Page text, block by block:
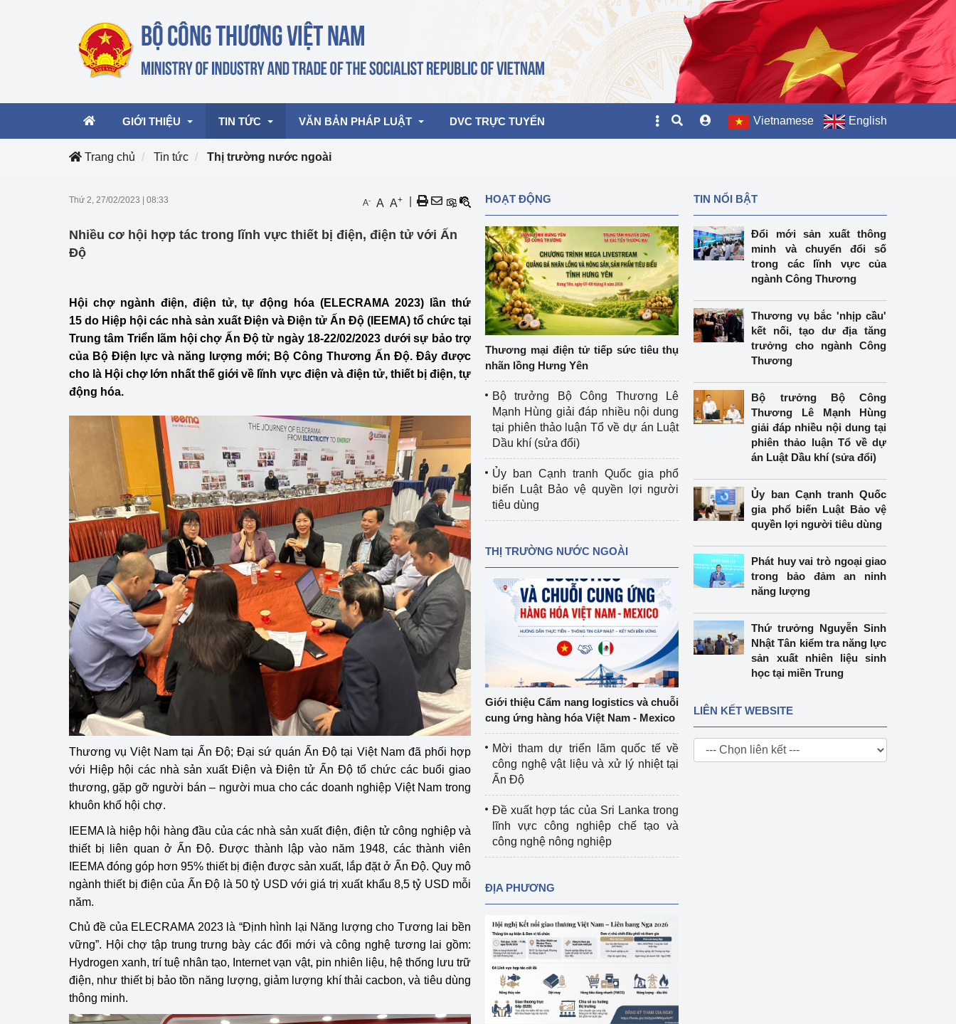
GIỚI THIỆU TIN TỨC
Hoạt động của Lãnh đạo Bộ
mại, Dịch vụ Việt Nam 2026
Hoạt động của Bộ trưởng
Công Thương - Công luận
Họp báo
Thông cáo báo chí
Chuyển đổi số
Bản tin Thị trường Nông Lâm Thủy sản
Phát triển nguồn nhân lực
Phát triển bền vững
Tổ chức kiểm định
Tổ chức kiểm định kỹ thuật an toàn lao
động thuộc thẩm quyền quản lý của
Bộ Công Thương
Tổ chức được cấp GCN đăng ký, hoạt
động kiểm định thiết bị, dụng cụ điện
làm việc ở môi trường không có nguy
hiểm khí, bụi nổ
Cơ sở sản xuất, sửa chữa chai chứa
LPG
Tổ chức huấn luyện, bồi dưỡng
nghiệp vụ kiểm định kỹ thuật an toàn
lao động
Văn hóa ngành Công Thương
Tái cơ cấu ngành Công Thương
Quản lý thị trường
Sử dụng năng lượng tiết kiệm và
hiệu quả
Hiệu quả năng lượng
Khoa học, công nghệ và đổi mới sáng
Bảo vệ môi trường Video bảo vệ môi trường
Album ảnh bảo vệ môi trường
Đọc báo giúp bạn
Bảo vệ nền tảng tư tưởng của Đảng
Xúc tiến thương mại Khu vực miền Bắc
Khu vực miền Trung
Thị trường nước ngoàiHiệp định EVFTA
Thị trường châu Âu – châu Mỹ
Ngành Công Thương đưa nghị quyết
Đại hội XIV của Đảng vào cuộc sống
Phát triển công nghiệpCông nghiệp nền tảng
Chính sách
Phát triển năng lượng
VĂN BẢN PHÁP LUẬT DVC TRỰC TUYẾN Vietnamese English
Trang chủ Tin tức Thị trường nước ngoài
Thứ 2, 27/02/2023 08:33 A- A A+
Nhiều cơ hội hợp tác trong lĩnh vực thiết bị điện, điện tử với Ấn
Độ
Hội chợ ngành điện, điện tử, tự động hóa (ELECRAMA 2023) lần thứ
15 do Hiệp hội các nhà sản xuất Điện và Điện tử Ấn Độ (IEEMA) tổ chức tại
Trung tâm Triển lãm hội chợ Ấn Độ từ ngày 18-22/02/2023 dưới sự bảo trợ
của Bộ Điện lực và năng lượng mới; Bộ Công Thương Ấn Độ. Đây được
cho là Hội chợ lớn nhất thế giới về lĩnh vực điện và điện tử, thiết bị điện, tự
động hóa.
Thương vụ Việt Nam tại Ấn Độ; Đại sứ quán Ấn Độ tại Việt Nam đã phối hợp
với Hiệp hội các nhà sản xuất Điện và Điện tử Ấn Độ tổ chức các buổi giao
thương, gặp gỡ người bán – người mua cho các doanh nghiệp Việt Nam trong
khuôn khổ hội chợ.
IEEMA là hiệp hội hàng đầu của các nhà sản xuất điện, điện tử công nghiệp và
thiết bị liên quan ở Ấn Độ. Được thành lập vào năm 1948, các thành viên
IEEMA đóng góp hơn 95% thiết bị điện được sản xuất, lắp đặt ở Ấn Độ. Quy mô
ngành thiết bị điện của Ấn Độ là 50 tỷ USD với giá trị xuất khẩu 8,5 tỷ USD mỗi
năm.
Chủ đề của ELECRAMA 2023 là “Định hình lại Năng lượng cho Tương lai bền
vững”. Hội chợ tập trung trưng bày các đổi mới và công nghệ tương lai gồm:
Hydrogen xanh, trí tuệ nhân tạo, Internet vạn vật, pin nhiên liệu, hệ thống lưu trữ
điện, như thiết bị bảo tồn năng lượng, giảm lượng khí thải cacbon, và tiêu dùng
thông minh.
HOẠT ĐỘNG
Thương mại điện tử tiếp sức tiêu thụ
nhãn lồng Hưng Yên
Bộ trưởng Bộ Công Thương Lê
Mạnh Hùng giải đáp nhiều nội dung
tại phiên thảo luận Tổ về dự án Luật
Dầu khí (sửa đổi)
Ủy ban Cạnh tranh Quốc gia phổ
biến Luật Bảo vệ quyền lợi người
tiêu dùng
THỊ TRƯỜNG NƯỚC NGOÀI
Giới thiệu Cẩm nang logistics và chuỗi
cung ứng hàng hóa Việt Nam - Mexico
Mời tham dự triển lãm quốc tế về
công nghệ vật liệu và xử lý nhiệt tại
Ấn Độ
Đề xuất hợp tác của Sri Lanka trong
lĩnh vực công nghiệp chế tạo và
công nghệ nông nghiệp
ĐỊA PHƯƠNG
TIN NỔI BẬT
Đổi mới sản xuất thông
minh và chuyển đổi số
trong các lĩnh vực của
ngành Công Thương
Thương vụ bắc 'nhịp cầu'
kết nối, tạo dư địa tăng
trưởng cho ngành Công
Thương
Bộ trưởng Bộ Công
Thương Lê Mạnh Hùng
giải đáp nhiều nội dung tại
phiên thảo luận Tổ về dự
án Luật Dầu khí (sửa đổi)
Ủy ban Cạnh tranh Quốc
gia phổ biến Luật Bảo vệ
quyền lợi người tiêu dùng
Phát huy vai trò ngoại giao
trong bảo đảm an ninh
năng lượng
Thứ trưởng Nguyễn Sinh
Nhật Tân kiểm tra năng lực
sản xuất nhiên liệu sinh
học tại miền Trung
LIÊN KẾT WEBSITE